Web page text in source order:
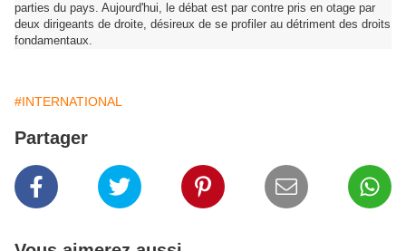
parties du pays. Aujourd'hui, le débat est par contre pris en otage par
deux dirigeants de droite, désireux de se profiler au détriment des droits
fondamentaux.
#INTERNATIONAL
Partager